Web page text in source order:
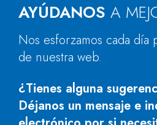
AYÚDANOS A
Nos esforzamos cada día
de nuestra web.
¿Tienes alguna
Déjanos un mensaje e